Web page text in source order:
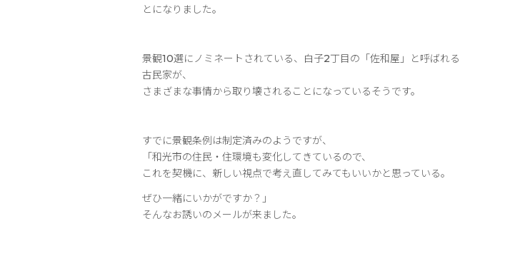
とになりました。
景観10選にノミネートされている、白子2丁目の「佐和屋」と呼ばれる
古民家が、
さまざまな事情から取り壊されることになっているそうです。
すでに景観条例は制定済みのようですが、
「和光市の住民・住環境も変化してきているので、
これを契機に、新しい視点で考え直してみてもいいかと思っている。
ぜひ一緒にいかがですか？」
そんなお誘いのメールが来ました。